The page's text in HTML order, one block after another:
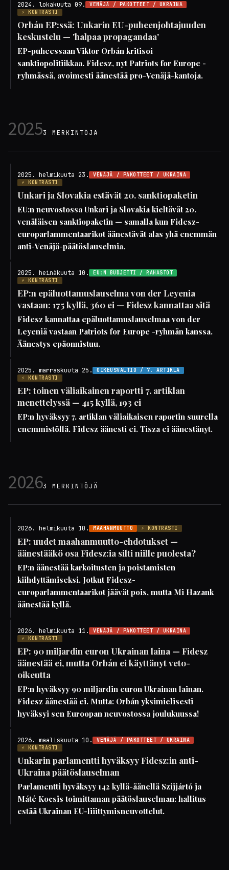
2024. lokakuuta 09.
VENÄJÄ / PAKOTTEET / UKRAINA
⚡ KONTRASTI
Orbán EP:ssä: Unkarin EU-puheenjohtajuuden
keskustelu — 'halpaa propagandaa'
EP-puheessaan Viktor Orbán kritisoi
sanktiopolitiikkaa. Fidesz, nyt Patriots for Europe -
ryhmässä, avoimesti äänestää pro-Venäjä-kantoja.
20253 MERKINTÖJÄ
2025. helmikuuta 23.
VENÄJÄ / PAKOTTEET / UKRAINA
⚡ KONTRASTI
Unkari ja Slovakia estävät 20. sanktiopaketin
EU:n neuvostossa Unkari ja Slovakia kieltävät 20.
venäläisen sanktiopaketin — samalla kun Fidesz-
europarlammentaarikot äänestävät alas yhä enemmän
anti-Venäjä-päätöslauselmia.
2025. heinäkuuta 10.
EU:N BUDJETTI / RAHASTOT
⚡ KONTRASTI
EP:n epäluottamuslauselma von der Leyenia
vastaan: 175 kyllä, 360 ei — Fidesz kannattaa sitä
Fidesz kannattaa epäluottamuslauselmaa von der
Leyeniä vastaan Patriots for Europe -ryhmän kanssa.
Äänestys epäonnistuu.
2025. marraskuuta 25.
OIKEUSVALTIO / 7. ARTIKLA
⚡ KONTRASTI
EP: toinen väliaikainen raportti 7. artiklan
menettelyssä — 415 kyllä, 193 ei
EP:n hyväksyy 7. artiklan väliaikaisen raportin suurella
enemmistöllä. Fidesz äänesti ei. Tisza ei äänestänyt.
20263 MERKINTÖJÄ
2026. helmikuuta 10. MAAHANMUUTTO ⚡ KONTRASTI
EP: uudet maahanmuutto-ehdotukset —
äänestääkö osa Fidesz:ia silti niille puolesta?
EP:n äänestää karkoitusten ja poistamisten
kiihdyttämiseksi. Jotkut Fidesz-
europarlammentaarikot jäävät pois, mutta Mi Hazank
äänestää kyllä.
2026. helmikuuta 11.
VENÄJÄ / PAKOTTEET / UKRAINA
⚡ KONTRASTI
EP: 90 miljardin euron Ukrainan laina — Fidesz
äänestää ei, mutta Orbán ei käyttänyt veto-
oikeutta
EP:n hyväksyy 90 miljardin euron Ukrainan lainan.
Fidesz äänestää ei. Mutta: Orbán yksimielisesti
hyväksyi sen Euroopan neuvostossa joulukuussa!
2026. maaliskuuta 10.
VENÄJÄ / PAKOTTEET / UKRAINA
⚡ KONTRASTI
Unkarin parlamentti hyväksyy Fidesz:in anti-
Ukraina päätöslauselman
Parlamentti hyväksyy 142 kyllä-äänellä Szijjártó ja
Máté Kocsis toimittaman päätöslauselman: hallitus
estää Ukrainan EU-liiittymisneuvottelut.